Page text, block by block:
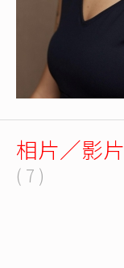
相片／影片
( 7 )